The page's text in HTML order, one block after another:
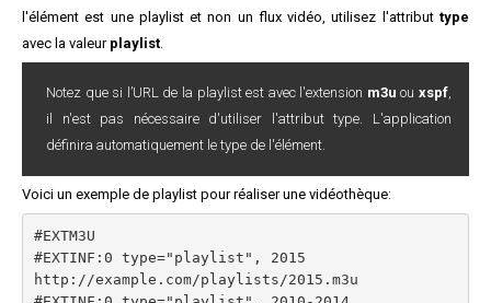
l'élément est une playlist et non un flux vidéo, utilisez l'attribut type
avec la valeur playlist.
Notez que si l’URL de la playlist est avec l'extension m3u ouxspf,
il n'est pas nécessaire d'utiliser l'attribut type. L'application
définira automatiquement le type de l'élément.
Voici un exemple de playlist pour réaliser une vidéothèque:
#EXTM3U
#EXTINF:0 type="playlist", 2015
http://example.com/playlists/2015.m3u